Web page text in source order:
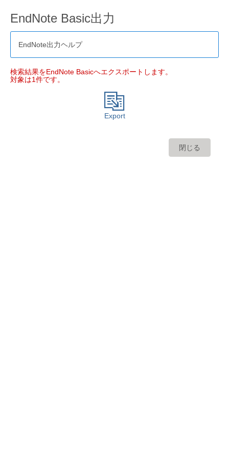
EndNote Basic出力
EndNote出力ヘルプ
検索結果をEndNote Basicへエクスポートします。
対象は1件です。
Export